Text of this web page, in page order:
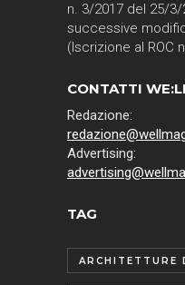
n. 3/2017 del 25/3/
successive
(Iscrizione al ROC
CONTATTI
Redazione:
Advertising:
TAG
ARCHITETTURE